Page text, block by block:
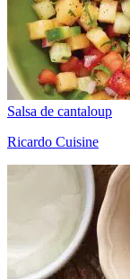
Salsa de cantaloup
Ricardo Cuisine